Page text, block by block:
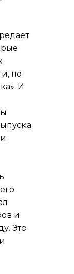
по
И
и
Это